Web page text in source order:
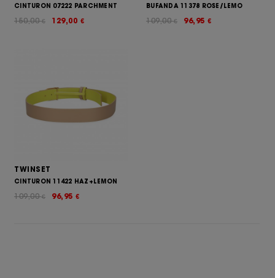
CINTURON 07222 PARCHMENT
129,00 €
150,00€
BUFANDA 11378 ROSE/LEMO
96,95 €
109,00€
TWINSET
CINTURON 11422 HAZ+LEMON
96,95 €
109,00€